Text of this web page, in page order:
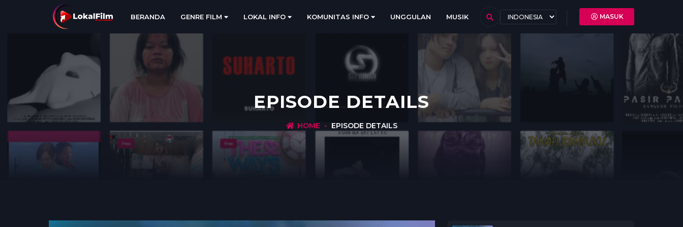
BERANDA GENRE FILM LOKAL INFO KOMUNITAS INFO UNGGULAN MUSIK MASUK
EPISODE DETAILS
HOME EPISODE DETAILS